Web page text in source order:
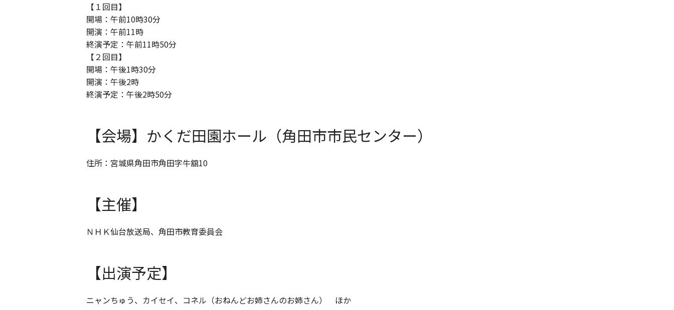
【１回目】
開場：午前10時30分
開演：午前11時
終演予定：午前11時50分
【２回目】
開場：午後1時30分
開演：午後2時
終演予定：午後2時50分
【会場】かくだ田園ホール（角田市市民センター）
住所：宮城県角田市角田字牛舘10
【主催】
ＮＨＫ仙台放送局、角田市教育委員会
【出演予定】
ニャンちゅう、カイセイ、コネル（おねんどお姉さんのお姉さん） ほか